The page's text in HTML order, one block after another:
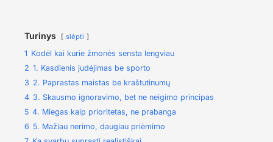
Turinys slėpti
1 Kodėl kai kurie žmonės sensta lengviau
2 1. Kasdienis judėjimas be sporto
3 2. Paprastas maistas be kraštutinumų
4 3. Skausmo ignoravimo, bet ne neigimo principas
5 4. Miegas kaip prioritetas, ne prabanga
6 5. Mažiau nerimo, daugiau priėmimo